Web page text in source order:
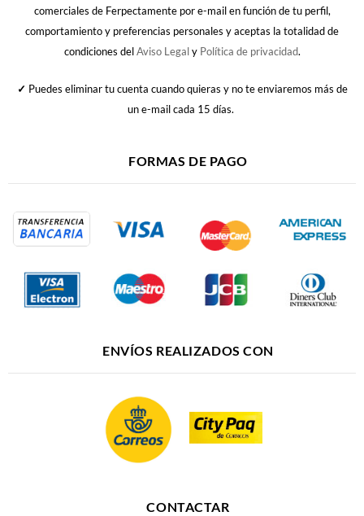
comerciales de Ferpectamente por e-mail en función de tu perfil,
comportamiento y preferencias personales y aceptas la totalidad de
condiciones delAviso Legaly Política de privacidad.
✓ Puedes eliminar tu cuenta cuando quieras y no te enviaremos más de
un e-mail cada 15 días.
FORMAS DE PAGO
ENVÍOS REALIZADOS CON
CONTACTAR